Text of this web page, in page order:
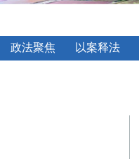
政法聚焦 以案释法